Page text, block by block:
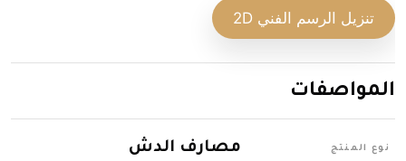
تنزيل الرسم الفني 2D
المواصفات
نوع المنتج مصارف الدش